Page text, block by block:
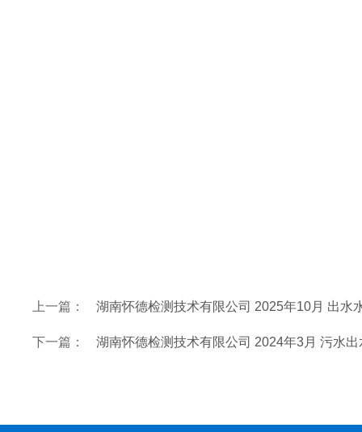
上一篇： 湖南怀德检测技术有限公司 2025年10月 出水
下一篇： 湖南怀德检测技术有限公司 2024年3月 污水